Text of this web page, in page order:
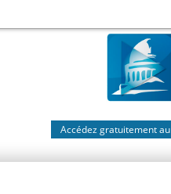
Accédez gratuitement